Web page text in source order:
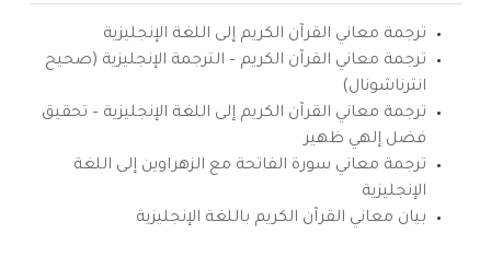
ترجمة معاني القرآن الكريم إلى اللغة الإنجليزية
ترجمة معاني القرآن الكريم – الترجمة الإنجليزية (صحيح
انترناشونال)
ترجمة معاني القرآن الكريم إلى اللغة الإنجليزية – تحقيق
فضل إلهي ظهير
ترجمة معاني سورة الفاتحة مع الزهراوين إلى اللغة
الإنجليزية
بيان معاني القرآن الكريم باللغة الإنجليزية